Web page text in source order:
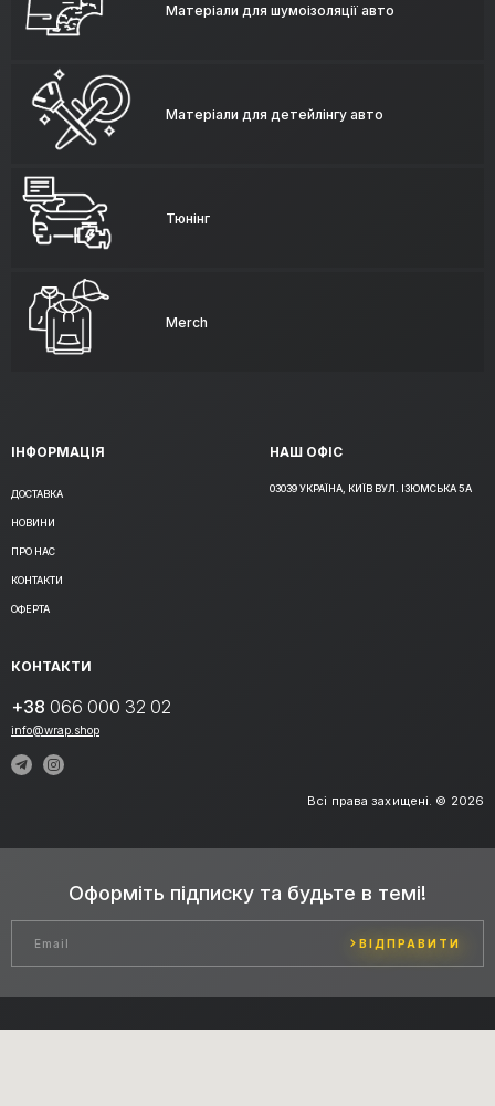
Матеріали для шумоізоляції авто
Матеріали для детейлінгу авто
Тюнінг
Merch
ІНФОРМАЦІЯ
ДОСТАВКА
НОВИНИ
ПРО НАС
КОНТАКТИ
ОФЕРТА
НАШ ОФІС
03039 УКРАЇНА, КИЇВ ВУЛ. ІЗЮМСЬКА 5А
КОНТАКТИ
+38 066 000 32 02
info@wrap.shop
Всі права захищені. © 2026
Оформіть підписку та будьте в темі!
ВІДПРАВИТИ